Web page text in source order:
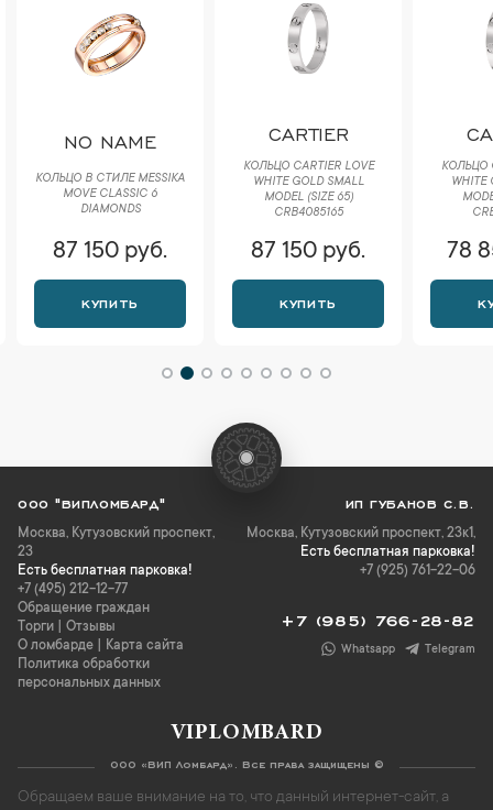
NO NAME
КОЛЬЦО В СТИЛЕ MESSIKA
MOVE CLASSIC 6
DIAMONDS
87 150 руб.
КУПИТЬ
CARTIER
КОЛЬЦО CARTIER LOVE
WHITE GOLD SMALL
MODEL (SIZE 65)
CRB4085165
87 150 руб.
КУПИТЬ
КОЛЬЦО
WHITE
78
ООО "ВИПЛОМБАРД"
Москва, Кутузовский проспект,
23
Есть бесплатная парковка!
+7 (495) 212-12-77
Обращение граждан
Торги
Отзывы
О ломбарде
Карта сайта
Политика обработки
персональных данных
ИП ГУБАНОВ С.В.
Москва, Кутузовский проспект, 23к1,
Есть бесплатная парковка!
+7 (925) 761-22-06
+7 (985) 766-28-82
Whatsapp Telegram
VIPLOMBARD
ООО «ВИП Ломбард». Все права защищены ©
Обращаем ваше внимание на то, что данный интернет-сайт, а